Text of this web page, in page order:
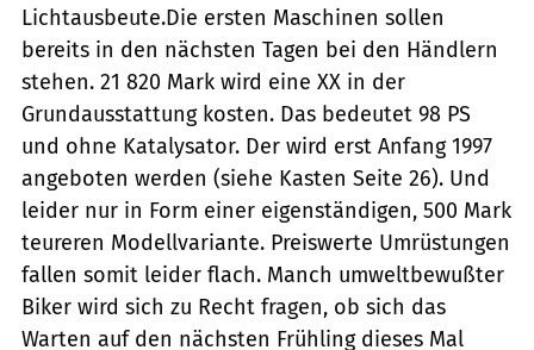
Lichtausbeute.Die ersten Maschinen sollen
bereits in den nächsten Tagen bei den Händlern
stehen. 21 820 Mark wird eine XX in der
Grundausstattung kosten. Das bedeutet 98 PS
und ohne Katalysator. Der wird erst Anfang 1997
angeboten werden (siehe Kasten Seite 26). Und
leider nur in Form einer eigenständigen, 500 Mark
teureren Modellvariante. Preiswerte Umrüstungen
fallen somit leider flach. Manch umweltbewußter
Biker wird sich zu Recht fragen, ob sich das
Warten auf den nächsten Frühling dieses Mal